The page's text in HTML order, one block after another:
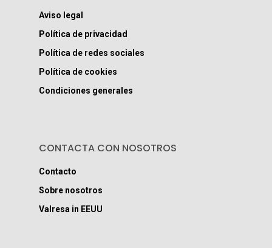
Aviso legal
Política de privacidad
Política de redes sociales
Política de cookies
Condiciones generales
CONTACTA CON NOSOTROS
Contacto
Sobre nosotros
Valresa in EEUU